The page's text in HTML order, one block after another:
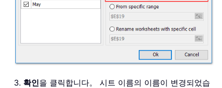
3. 확인을 클릭합니다。 시트 이름의 이름이 변경되었습